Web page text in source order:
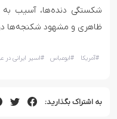
شکستگی دنده‌ها، آسیب به
ظاهری و مشهود شکنجه‌ها
#آمریکا #ابوعباس #اسیر ایرانی در
به اشتراک بگذارید: